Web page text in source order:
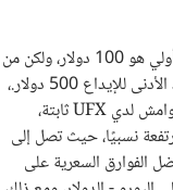
من أجل بدء التداول لدي UFX يمكنك البدء بإيداع أولي هو 100 دولار، ولكن من
أجل الاستمتاع بجميع الخدمات الأساسية، يبلغ الحد الأدنى للإيداع 500 دولار.،
متوسط الهوامش والعمولات، من الجدير بالذكر أن الهوامش لدي UFX ثابتة،
نسبيًا، حيث تصل إلى
الفوارق السعرية على